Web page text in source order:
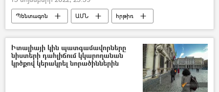
Պենտագոն ԱՄՆ
հրթիռ
Լեհաստան
Իտալիայի կին պատգամավորները
նիստերի դահլիճում կկարողանան
կրծքով կերակրել նորածիններին